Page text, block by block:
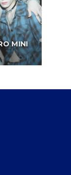
MINI